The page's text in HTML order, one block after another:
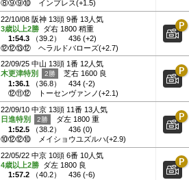
⑧⑨⑨⑩
インプレス(+1.5)
22/10/08 阪神 13頭 9番 13人気
3歳以上2勝 ダ右 1800 稍重
1:54.3 （39.2）
436 (+2)
⑫⑫⑬⑫
ヘラルドバローズ(+2.7)
22/09/25 中山 13頭 1番 12人気
木更津特別
芝右 1600 良
1:36.1 （36.8）
434 (-2)
⑫⑪⑫
トーセンヴァンノ(+2.1)
22/09/10 中京 13頭 11番 13人気
日進特別
ダ左 1800 重
1:52.5 （38.2）
436 (0)
⑩⑫⑫⑩
メイショウユズルハ(+2.9)
22/05/22 中京 10頭 6番 10人気
4歳以上2勝 ダ左 1800 良
1:57.2 （40.2）
436 (-6)